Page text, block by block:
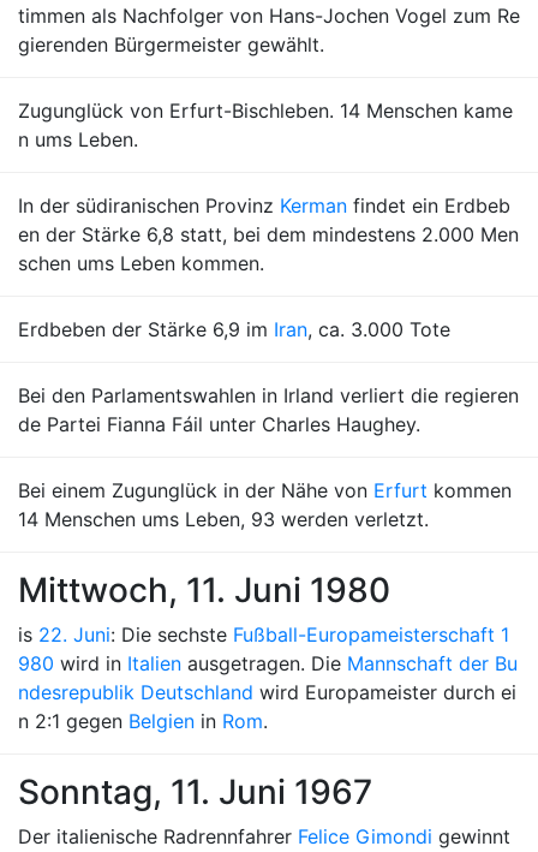
timmen als Nachfolger von Hans-Jochen Vogel zum Re
gierenden Bürgermeister gewählt.
Zugunglück von Erfurt-Bischleben. 14 Menschen kame
n ums Leben.
In der südiranischen Provinz Kerman findet ein Erdbeb
en der Stärke 6,8 statt, bei dem mindestens 2.000 Men
schen ums Leben kommen.
Erdbeben der Stärke 6,9 im Iran, ca. 3.000 Tote
Bei den Parlamentswahlen in Irland verliert die regieren
de Partei Fianna Fáil unter Charles Haughey.
Bei einem Zugunglück in der Nähe von Erfurt kommen
14 Menschen ums Leben, 93 werden verletzt.
Mittwoch, 11. Juni 1980
is 22. Juni: Die sechste Fußball-Europameisterschaft 1
980 wird in Italien ausgetragen. Die Mannschaft der Bu
ndesrepublik Deutschland wird Europameister durch ei
n 2:1 gegen Belgien in Rom.
Sonntag, 11. Juni 1967
Der italienische Radrennfahrer Felice Gimondi gewinnt